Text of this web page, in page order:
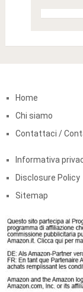
Home
Chi siamo
Contattaci /
Informativa
Disclosure Policy
Sitemap